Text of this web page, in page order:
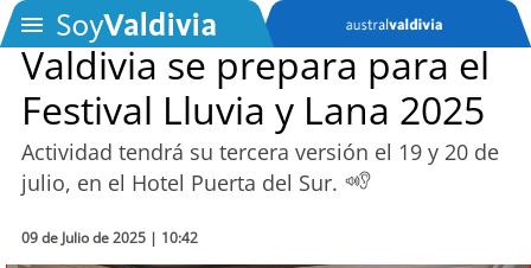
SOYTV
Podcast
Valdivia se prepara para el
Festival Lluvia y Lana 2025
Actividad tendrá su tercera versión el 19 y 20 de
julio, en el Hotel Puerta del Sur.
09 de Julio de 2025 | 10:42